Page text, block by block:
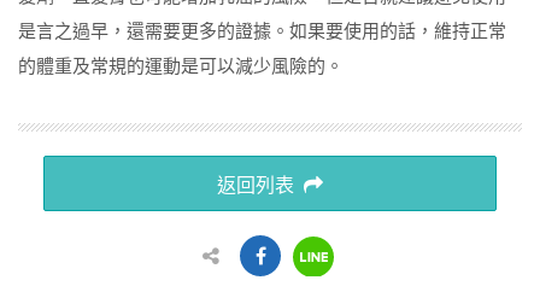
是言之過早，還需要更多的證據。如果要使用的話，維持正常
的體重及常規的運動是可以減少風險的。
返回列表